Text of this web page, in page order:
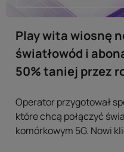
Play wita wiosnę
światłowód i
50% taniej przez
Operator przygotował
które chcą połączyć
komórkowym 5G. Nowi